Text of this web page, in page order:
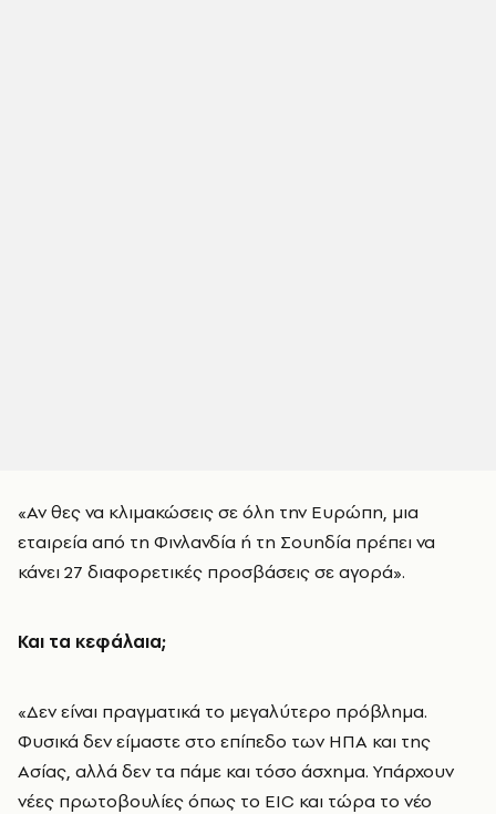
«Αν θες να κλιμακώσεις σε όλη την Ευρώπη, μια
εταιρεία από τη Φινλανδία ή τη Σουηδία πρέπει να
κάνει 27 διαφορετικές προσβάσεις σε αγορά».
Και τα κεφάλαια;
«Δεν είναι πραγματικά το μεγαλύτερο πρόβλημα.
Φυσικά δεν είμαστε στο επίπεδο των ΗΠΑ και της
Ασίας, αλλά δεν τα πάμε και τόσο άσχημα. Υπάρχουν
νέες πρωτοβουλίες όπως το EIC και τώρα το νέο